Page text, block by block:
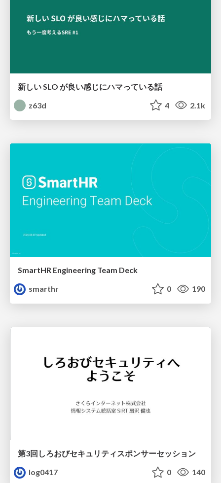
新しい SLO が良い感じにハマっている話
z63d
4 2.1k
SmartHR Engineering Team Deck
smarthr
0 190
第3回しろおびセキュリティスポンサーセッション
log0417
0 140